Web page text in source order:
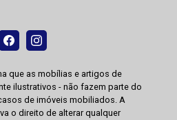
que as mobílias e artigos de
ilustrativos - não fazem parte do
de imóveis mobiliados. A
o direito de alterar qualquer